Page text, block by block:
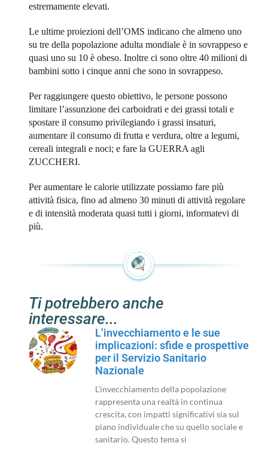
estremamente elevati.
Le ultime proiezioni dell’OMS indicano che almeno uno
su tre della popolazione adulta mondiale è in sovrappeso e
quasi uno su 10 è obeso. Inoltre ci sono oltre 40 milioni di
bambini sotto i cinque anni che sono in sovrappeso.
Per raggiungere questo obiettivo, le persone possono
limitare l’assunzione dei carboidrati e dei grassi totali e
spostare il consumo privilegiando i grassi insaturi,
aumentare il consumo di frutta e verdura, oltre a legumi,
cereali integrali e noci; e fare la GUERRA agli
ZUCCHERI.
Per aumentare le calorie utilizzate possiamo fare più
attività fisica, fino ad almeno 30 minuti di attività regolare
e di intensità moderata quasi tutti i giorni, informatevi di
più.
Ti potrebbero anche
interessare...
L’invecchiamento e le sue
implicazioni: sfide e prospettive
per il Servizio Sanitario
Nazionale
L’invecchiamento della popolazione
rappresenta una realtà in continua
crescita, con impatti significativi sia sul
piano individuale che su quello sociale e
sanitario. Questo tema si